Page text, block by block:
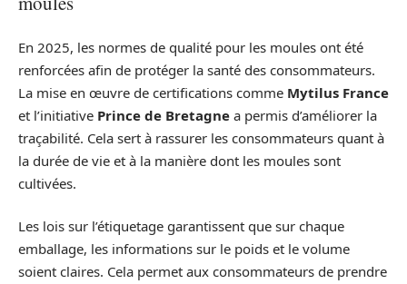
En 2025, les normes de qualité pour les moules ont été
renforcées afin de protéger la santé des consommateurs.
La mise en œuvre de certifications comme Mytilus France
et l’initiative Prince de Bretagne a permis d’améliorer la
traçabilité. Cela sert à rassurer les consommateurs quant à
la durée de vie et à la manière dont les moules sont
cultivées.
Les lois sur l’étiquetage garantissent que sur chaque
emballage, les informations sur le poids et le volume
soient claires. Cela permet aux consommateurs de prendre